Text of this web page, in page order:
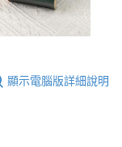
顯示電腦版詳細說明